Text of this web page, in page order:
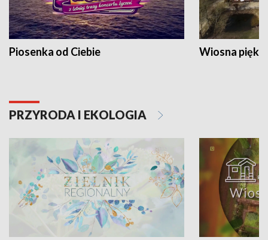
Piosenka od Ciebie Wiosna
PRZYRODA I EKOLOGIA